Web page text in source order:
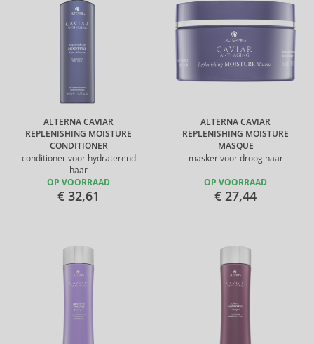
ALTERNA CAVIAR
REPLENISHING MOISTURE
CONDITIONER
conditioner voor hydraterend
haar
OP VOORRAAD
€ 32,61
ALTERNA CAVIAR
REPLENISHING MOISTURE
MASQUE
masker voor droog haar
OP VOORRAAD
€ 27,44